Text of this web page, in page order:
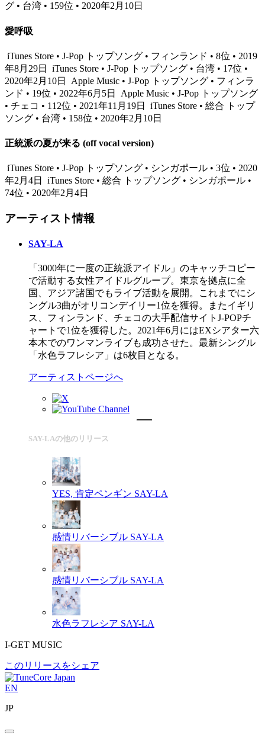
グ • 台湾 • 159位 • 2020年2月10日
愛呼吸
iTunes Store • J-Pop トップソング • フィンランド • 8位 • 2019
年8月29日
iTunes Store • J-Pop トップソング • 台湾 • 17位 •
2020年2月10日
Apple Music • J-Pop トップソング • フィンラ
ンド • 19位 • 2022年6月5日
Apple Music • J-Pop トップソング
• チェコ • 112位 • 2021年11月19日
iTunes Store • 総合 トップ
ソング • 台湾 • 158位 • 2020年2月10日
正統派の夏が来る (off vocal version)
iTunes Store • J-Pop トップソング • シンガポール • 3位 • 2020
年2月4日
iTunes Store • 総合 トップソング • シンガポール •
74位 • 2020年2月4日
アーティスト情報
SAY-LA
「3000年に一度の正統派アイドル」のキャッチコピー
で活動する女性アイドルグループ。東京を拠点に全
国、アジア諸国でもライブ活動を展開。これまでにシ
ングル3曲がオリコンデイリー1位を獲得。またイギリ
ス、フィンランド、チェコの大手配信サイトJ-POPチ
ャートで1位を獲得した。2021年6月にはEXシアター六
本木でのワンマンライブも成功させた。最新シングル
「水色ラフレシア」は6枚目となる。
アーティストページへ
SAY-LAの他のリリース
YES, 肯定ペンギン SAY-LA
感情リバーシブル SAY-LA
感情リバーシブル SAY-LA
水色ラフレシア SAY-LA
I-GET MUSIC
このリリースをシェア
EN
JP